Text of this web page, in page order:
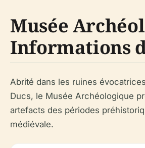
Musée
Informations
Abrité dans les ruines
Ducs, le Musée Archéologique
artefacts des périodes
médiévale.